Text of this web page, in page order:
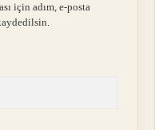
için adım, e-posta